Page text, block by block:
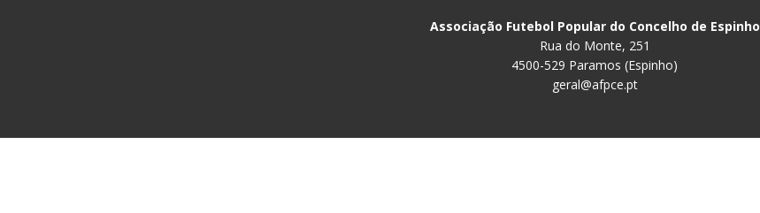
Associação Futebol Popular do Concelho de Espinho
Rua do Monte, 251
4500-529 Paramos (Espinho)
geral@afpce.pt